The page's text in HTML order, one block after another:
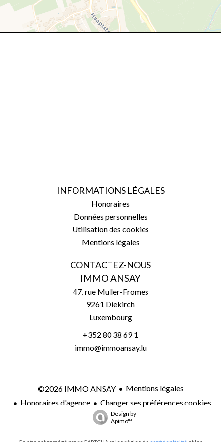
INFORMATIONS LÉGALES
Honoraires
Données personnelles
Utilisation des cookies
Mentions légales
CONTACTEZ-NOUS
IMMO ANSAY
47, rue Muller-Fromes
9261 Diekirch
Luxembourg
+352 80 38 69 1
immo@immoansay.lu
©2026 IMMO ANSAY
Mentions légales
Honoraires d'agence
Changer ses préférences cookies
Design by
Apimo™